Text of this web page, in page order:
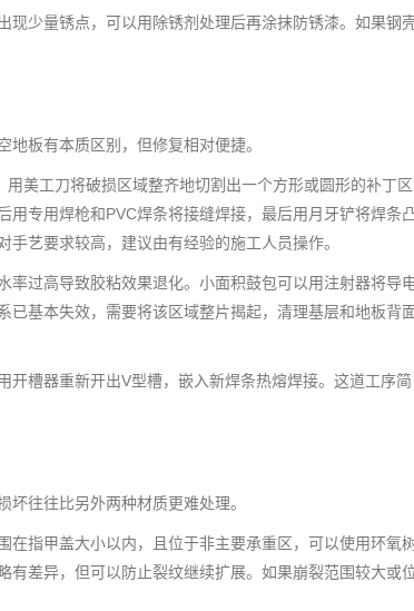
少量锈点，可以用除锈剂处理后再涂抹防锈漆。如果钢
板有本质区别，但修复相对便捷。
美工刀将破损区域整齐地切割出一个方形或圆形的补丁区
专用焊枪和PVC焊条将接缝焊接，最后用月牙铲将焊条
艺要求较高，建议由有经验的施工人员操作。
过高导致胶粘效果退化。小面积鼓包可以用注射器将导
基本失效，需要将该区域整片揭起，清理基层和地板背
槽器重新开出V型槽，嵌入新焊条热熔焊接。这道工序简
往往比另外两种材质更难处理。
指甲盖大小以内，且位于非主要承重区，可以使用环氧
差异，但可以防止裂纹继续扩展。如果崩裂范围较大或